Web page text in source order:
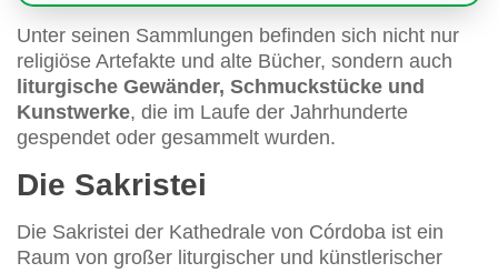
Unter seinen Sammlungen befinden sich nicht nur
religiöse Artefakte und alte Bücher, sondern auch
liturgische Gewänder, Schmuckstücke und
Kunstwerke, die im Laufe der Jahrhunderte
gespendet oder gesammelt wurden.
Die Sakristei
Die Sakristei der Kathedrale von Córdoba ist ein
Raum von großer liturgischer und künstlerischer